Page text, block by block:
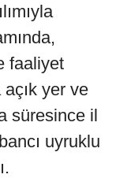
faaliyet
yer ve
süresince il
uyruklu